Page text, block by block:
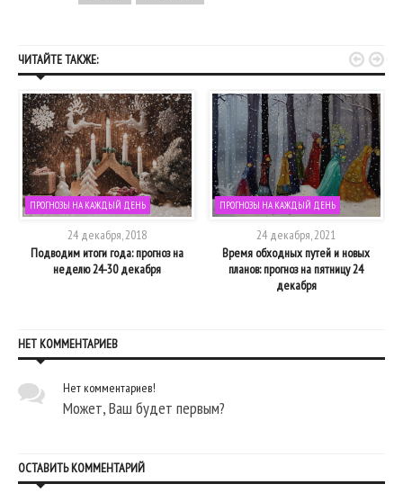
ЧИТАЙТЕ ТАКЖЕ:
ПРОГНОЗЫ НА КАЖДЫЙ ДЕНЬ
24 декабря, 2018
Подводим итоги года: прогноз на
неделю 24-30 декабря
ПРОГНОЗЫ НА КАЖДЫЙ ДЕНЬ
24 декабря, 2021
Время обходных путей и новых
планов: прогноз на пятницу 24
декабря
 
НЕТ КОММЕНТАРИЕВ
Нет комментариев!
Может, Ваш будет первым?
ОСТАВИТЬ КОММЕНТАРИЙ